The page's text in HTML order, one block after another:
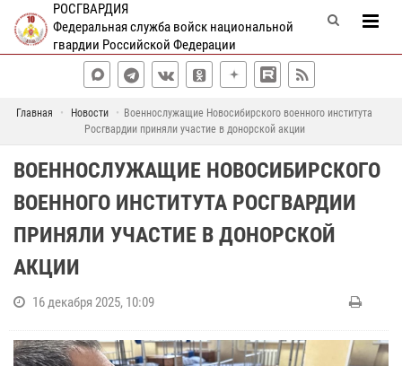
РОСГВАРДИЯ
Федеральная служба войск национальной
гвардии Российской Федерации
Главная Новости
Военнослужащие Новосибирского военного института
Росгвардии приняли участие в донорской акции
ВОЕННОСЛУЖАЩИЕ НОВОСИБИРСКОГО
ВОЕННОГО ИНСТИТУТА РОСГВАРДИИ
ПРИНЯЛИ УЧАСТИЕ В ДОНОРСКОЙ
АКЦИИ
16 декабря 2025, 10:09